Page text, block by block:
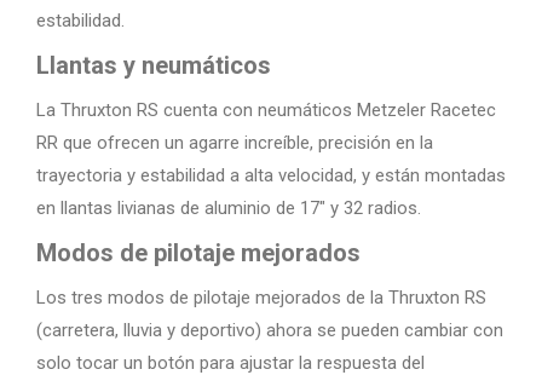
estabilidad.
Llantas y neumáticos
La Thruxton RS cuenta con neumáticos Metzeler Racetec
RR que ofrecen un agarre increíble, precisión en la
trayectoria y estabilidad a alta velocidad, y están montadas
en llantas livianas de aluminio de 17″ y 32 radios.
Modos de pilotaje mejorados
Los tres modos de pilotaje mejorados de la Thruxton RS
(carretera, lluvia y deportivo) ahora se pueden cambiar con
solo tocar un botón para ajustar la respuesta del